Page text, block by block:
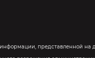
представленной на